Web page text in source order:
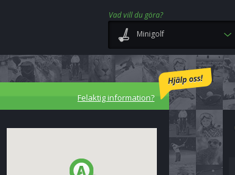
Vad vill du göra?
Minigolf
Felaktig information?